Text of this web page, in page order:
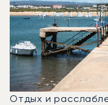
Отдых и